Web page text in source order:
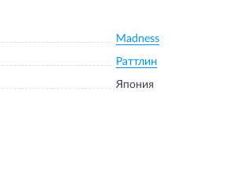
Madness
Раттлин
Япония